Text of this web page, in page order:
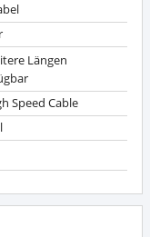
Längen
Speed Cable